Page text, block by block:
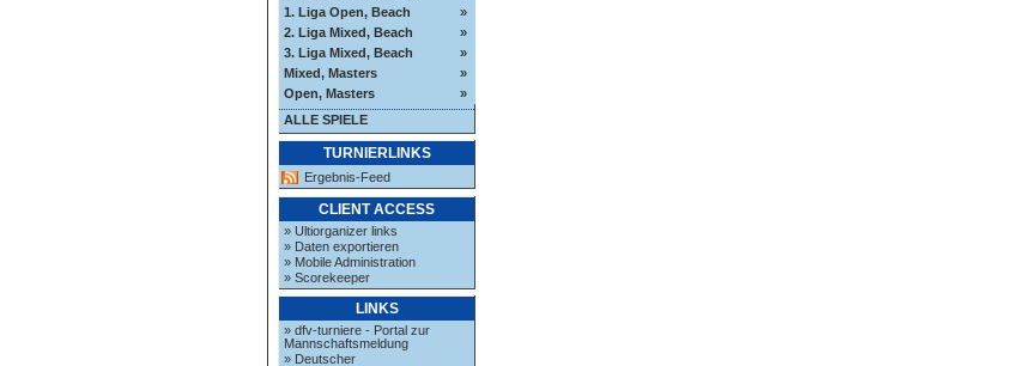
1. Liga Open, Beach
»
2. Liga Mixed, Beach
»
3. Liga Mixed, Beach
»
Mixed, Masters
»
Open, Masters
»
ALLE SPIELE
TURNIERLINKS
Ergebnis-Feed
CLIENT ACCESS
» Ultiorganizer links
» Daten exportieren
» Mobile Administration
» Scorekeeper
LINKS
» dfv-turniere - Portal zur
Mannschaftsmeldung
» Deutscher